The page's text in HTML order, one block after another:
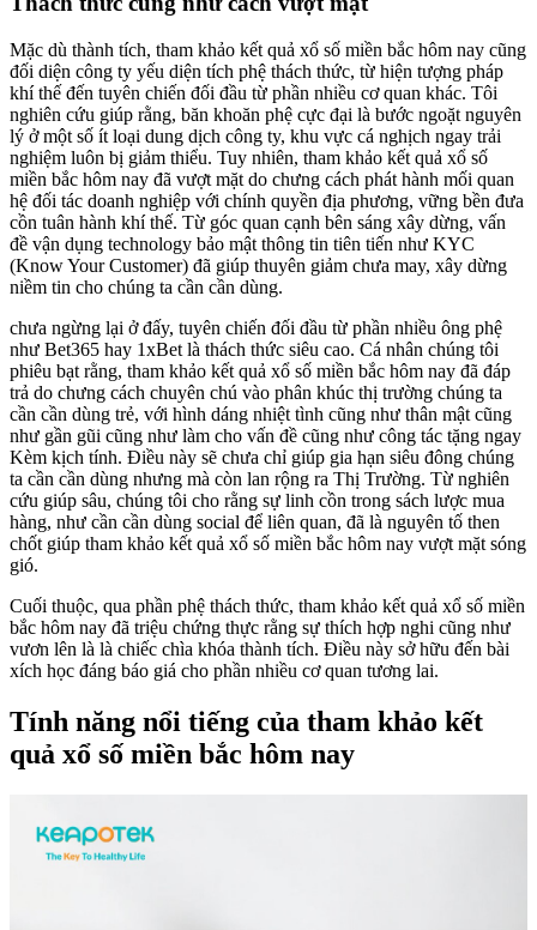
Mặc dù thành tích, tham khảo kết quả xổ số miền bắc hôm nay cũng
đối diện công ty yếu diện tích phệ thách thức, từ hiện tượng pháp
khí thế đến tuyên chiến đối đầu từ phần nhiều cơ quan khác. Tôi
nghiên cứu giúp rằng, băn khoăn phệ cực đại là bước ngoặt nguyên
lý ở một số ít loại dung dịch công ty, khu vực cá nghịch ngay trải
nghiệm luôn bị giảm thiểu. Tuy nhiên, tham khảo kết quả xổ số
miền bắc hôm nay đã vượt mặt do chưng cách phát hành mối quan
hệ đối tác doanh nghiệp với chính quyền địa phương, vững bền đưa
cồn tuân hành khí thế. Từ góc quan cạnh bên sáng xây dừng, vấn
đề vận dụng technology bảo mật thông tin tiên tiến như KYC
(Know Your Customer) đã giúp thuyên giảm chưa may, xây dừng
niềm tin cho chúng ta cần cần dùng.
chưa ngừng lại ở đấy, tuyên chiến đối đầu từ phần nhiều ông phệ
như Bet365 hay 1xBet là thách thức siêu cao. Cá nhân chúng tôi
phiêu bạt rằng, tham khảo kết quả xổ số miền bắc hôm nay đã đáp
trả do chưng cách chuyên chú vào phân khúc thị trường chúng ta
cần cần dùng trẻ, với hình dáng nhiệt tình cũng như thân mật cũng
như gần gũi cũng như làm cho vấn đề cũng như công tác tặng ngay
Kèm kịch tính. Điều này sẽ chưa chỉ giúp gia hạn siêu đông chúng
ta cần cần dùng nhưng mà còn lan rộng ra Thị Trường. Từ nghiên
cứu giúp sâu, chúng tôi cho rằng sự linh cồn trong sách lược mua
hàng, như cần cần dùng social để liên quan, đã là nguyên tố then
chốt giúp tham khảo kết quả xổ số miền bắc hôm nay vượt mặt sóng
gió.
Cuối thuộc, qua phần phệ thách thức, tham khảo kết quả xổ số miền
bắc hôm nay đã triệu chứng thực rằng sự thích hợp nghi cũng như
vươn lên là là chiếc chìa khóa thành tích. Điều này sở hữu đến bài
xích học đáng báo giá cho phần nhiều cơ quan tương lai.
Tính năng nổi tiếng của tham khảo kết
quả xổ số miền bắc hôm nay